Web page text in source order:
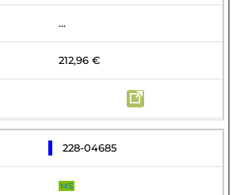
...
212,96 €
228-04685
MS